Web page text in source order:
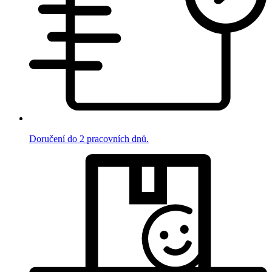
Doručení do 2 pracovních dnů.